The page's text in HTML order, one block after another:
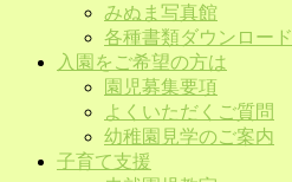
みぬま写真館
各種書類ダウンロード
入園をご希望の方は
園児募集要項
よくいただくご質問
幼稚園見学のご案内
子育て支援